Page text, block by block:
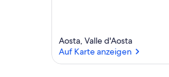
Aosta, Valle d'Aosta
Auf Karte anzeigen